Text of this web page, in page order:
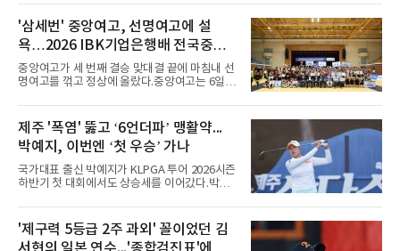
비교하기 어려울 정도로 폭염이 길어지고 강해
지고 있다. 여기에 장마, 이
억 원, 우승상금 1억8000만 원) 2라운드에서 단
독 선두로 도약했다.강채연은 7일 제주도 서귀
포의 테디밸리 골프앤리조트(파72)에서 열린 2
라운드에서 버디 5개와 보기 1개를 묶어 4언더
파 68타를 쳤다. 중간합계 9언더파 135타로 전
날 공동 4위에서 선두로 올라섰다. 공동 2위 그
룹(8언더파 136타)과는 한 타 차다.이 대회는 그
받았으나, 지난해 상금순위 75위에 그쳐 시드순
위전으로 밀렸고 본선에서도 78위에
'삼세번' 중앙여고, 선명여고에 설
욕…2026 IBK기업은행배 전국중고
배구대회 우승
중앙여고가 세 번째 결승 맞대결 끝에 마침내 선
명여고를 꺾고 정상에 올랐다.중앙여고는 6일
행배 전국중고배구대회 18세 이하 여자부 결승
에서 선명여고를 세트스코어 3-1(13-25, 25-14,
25-17, 25-10)로 물리치고 우승을 차지했다.첫
세트를 13-25로 내주며 불안하게 출발한 중앙여
고는 이후 조직력을 되찾아 2세트부터 경기 주
도권을 완전히 장악했다. 강한 서브와 탄탄한 수
비를 앞세워 내리 세 세트를 따내며 짜릿한 역전
권대회 결승에서 모두 선명여고에 패해 준우승
에 머물렀다. 그러나 세 번째
제주 '폭염' 뚫고 ‘6언더파’ 맹활약...
박예지, 이번엔 ‘첫 우승’ 가나
국가대표 출신 박예지가 KLPGA 투어 2026시즌
하반기 첫 대회에서도 상승세를 이어갔다.박예
서 열린 KLPGA 투어 제주삼다수 마스터스 1라
운드에서 보기 없이 버디만 6개를 잡아내며 6언
더파 66타를 쳤다. 박예지는 서어진, 신다인과
'제구력 5등급 2주 과외' 꼴이었던 김